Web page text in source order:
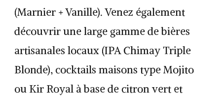
(Marnier + Vanille). Venez également
découvrir une large gamme de bières
artisanales locaux (IPA Chimay Triple
Blonde), cocktails maisons type Mojito
ou Kir Royal à base de citron vert et